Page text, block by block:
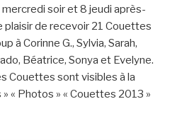
soir et 8 jeudi après-
plaisir de recevoir 21 Couettes
à Corinne G., Sylvia, Sarah,
Béatrice, Sonya et Evelyne.
Couettes sont visibles à la
« Photos » « Couettes 2013 »